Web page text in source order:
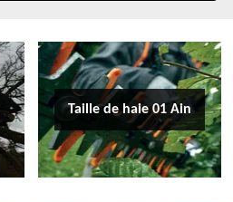
Taille de haie 01 Ain